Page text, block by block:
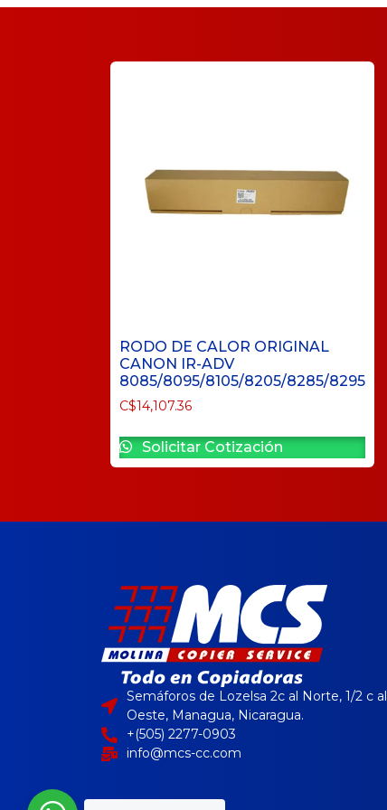
RODO DE CALOR ORIGINAL
CANON IR-ADV
8085/8095/8105/8205/8285/8295
C$14,107.36
Solicitar Cotización
Semáforos de Lozelsa 2c al Norte, 1/2 c al
Oeste, Managua, Nicaragua.
+(505) 2277-0903
info@mcs-cc.com